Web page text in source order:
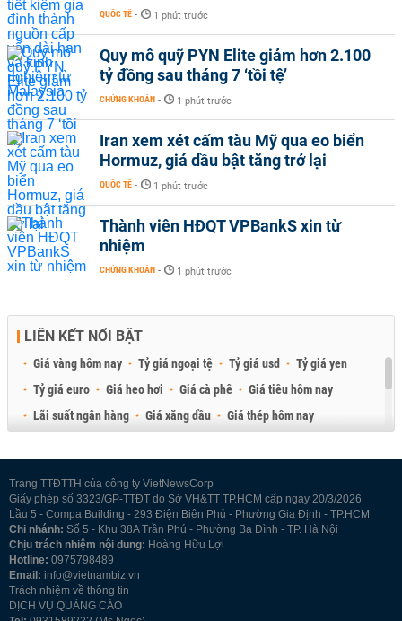
QUỐC TẾ - 1 phút trước
Quy mô quỹ PYN Elite giảm hơn 2.100
tỷ đồng sau tháng 7 ‘tồi tệ’
CHỨNG KHOÁN - 1 phút trước
Iran xem xét cấm tàu Mỹ qua eo biển
Hormuz, giá dầu bật tăng trở lại
QUỐC TẾ - 1 phút trước
Thành viên HĐQT VPBankS xin từ
nhiệm
CHỨNG KHOÁN - 1 phút trước
LIÊN KẾT NỔI BẬT
Giá vàng hôm nay Tỷ giá ngoại tệ Tỷ giá usd
Tỷ giá yen
Tỷ giá euro
Giá heo hơi Giá cà phê
Giá tiêu hôm nay
Lãi suất ngân hàng
Giá xăng dầu
Giá thép hôm nay
Trang TTĐTTH của công ty VietNewsCorp
Giấy phép số 3323/GP-TTĐT do Sở VH&TT TP.HCM cấp ngày 20/3/2026
Lầu 5 - Compa Building - 293 Điện Biên Phủ - Phường Gia Định - TP.HCM
Chi nhánh: Số 5 - Khu 38A Trần Phú - Phường Ba Đình - TP. Hà Nội
Chịu trách nhiệm nội dung: Hoàng Hữu Lợi
Hotline: 0975798489
Email: info@vietnambiz.vn
Trách nhiệm về thông tin
DỊCH VỤ QUẢNG CÁO